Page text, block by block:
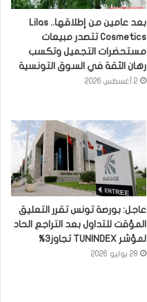
بعد عامين من إطلاقها.. Lilas
Cosmetics تتصدر مبيعات
مستحضرات التجميل وتكسب
رهان الثقة في السوق التونسية
2 أغسطس 2026
عاجل: بورصة تونس تقرر التعليق
المؤقت للتداول بعد التراجع الحاد
لمؤشر TUNINDEX تجاوز3%
28 يوليو 2026